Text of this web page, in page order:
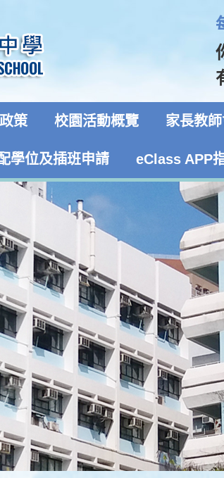
策 校園活動概覽 家長教
學位及插班申請 eClass APP